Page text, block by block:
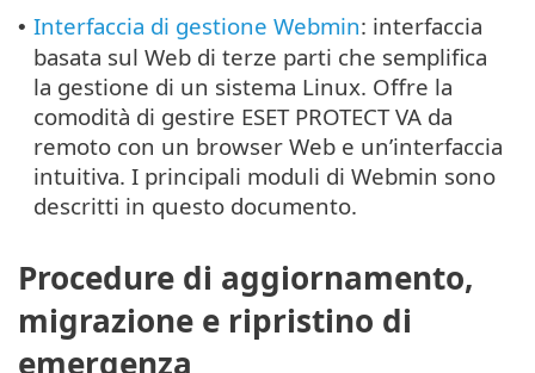
• Interfaccia di gestione Webmin: interfaccia
basata sul Web di terze parti che semplifica
la gestione di un sistema Linux. Offre la
comodità di gestire ESET PROTECT VA da
remoto con un browser Web e un’interfaccia
intuitiva. I principali moduli di Webmin sono
descritti in questo documento.
Procedure di aggiornamento,
migrazione e ripristino di
emergenza